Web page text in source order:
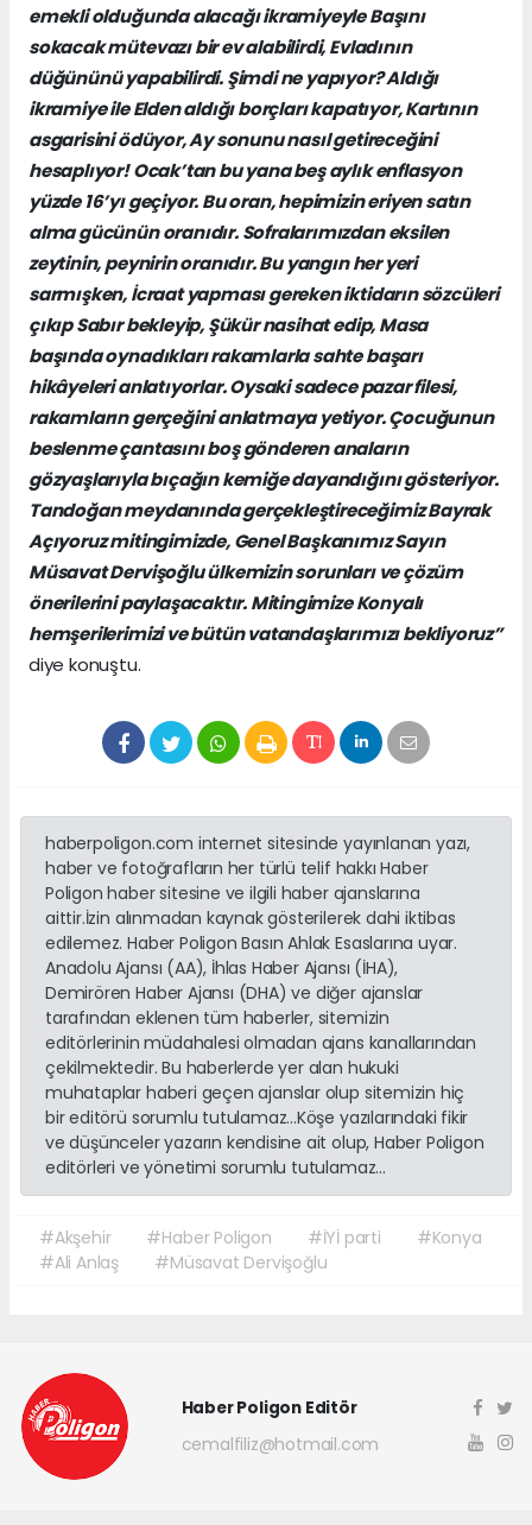
emekli olduğunda alacağı ikramiyeyle Başını
sokacak mütevazı bir ev alabilirdi, Evladının
düğününü yapabilirdi. Şimdi ne yapıyor? Aldığı
ikramiye ile Elden aldığı borçları kapatıyor, Kartının
asgarisini ödüyor, Ay sonunu nasıl getireceğini
hesaplıyor! Ocak’tan bu yana beş aylık enflasyon
yüzde 16’yı geçiyor. Bu oran, hepimizin eriyen satın
alma gücünün oranıdır. Sofralarımızdan eksilen
zeytinin, peynirin oranıdır. Bu yangın her yeri
sarmışken, İcraat yapması gereken iktidarın sözcüleri
çıkıp Sabır bekleyip, Şükür nasihat edip, Masa
başında oynadıkları rakamlarla sahte başarı
hikâyeleri anlatıyorlar. Oysaki sadece pazar filesi,
rakamların gerçeğini anlatmaya yetiyor. Çocuğunun
beslenme çantasını boş gönderen anaların
gözyaşlarıyla bıçağın kemiğe dayandığını gösteriyor.
Tandoğan meydanında gerçekleştireceğimiz Bayrak
Açıyoruz mitingimizde, Genel Başkanımız Sayın
Müsavat Dervişoğlu ülkemizin sorunları ve çözüm
önerilerini paylaşacaktır. Mitingimize Konyalı
hemşerilerimizi ve bütün vatandaşlarımızı bekliyoruz”
diye konuştu.
haberpoligon.com internet sitesinde yayınlanan yazı,
haber ve fotoğrafların her türlü telif hakkı Haber
Poligon haber sitesine ve ilgili haber ajanslarına
aittir.İzin alınmadan kaynak gösterilerek dahi iktibas
edilemez. Haber Poligon Basın Ahlak Esaslarına uyar.
Anadolu Ajansı (AA), İhlas Haber Ajansı (İHA),
Demirören Haber Ajansı (DHA) ve diğer ajanslar
tarafından eklenen tüm haberler, sitemizin
editörlerinin müdahalesi olmadan ajans kanallarından
çekilmektedir. Bu haberlerde yer alan hukuki
muhataplar haberi geçen ajanslar olup sitemizin hiç
bir editörü sorumlu tutulamaz...Köşe yazılarındaki fikir
ve düşünceler yazarın kendisine ait olup, Haber Poligon
editörleri ve yönetimi sorumlu tutulamaz...
#Akşehir #Haber Poligon #İYİ parti
#Konya
#Ali Anlaş
#Müsavat Dervişoğlu
Haber Poligon Editör
cemalfiliz@hotmail.com